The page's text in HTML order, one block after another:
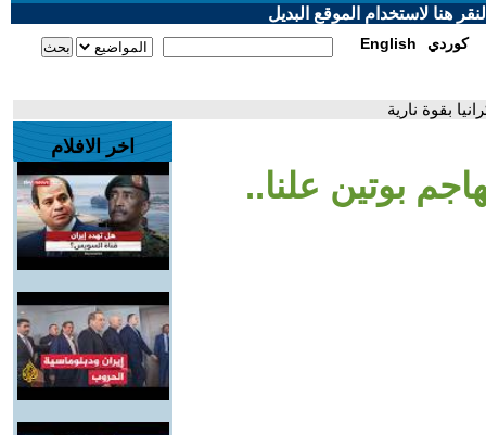
هنا لاستخدام الموقع البديل
English كوردي
بقوة نارية
بوتين علنا..
اخر الافلام